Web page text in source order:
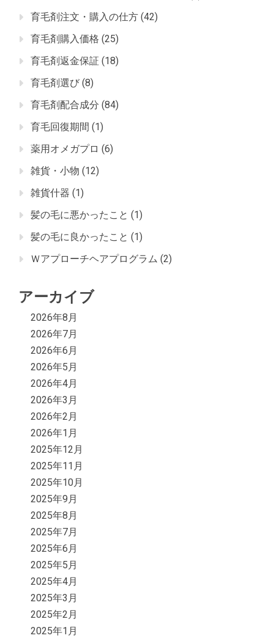
育毛剤注文・購入の仕方 (42)
育毛剤購入価格 (25)
育毛剤返金保証 (18)
育毛剤選び (8)
育毛剤配合成分 (84)
育毛回復期間 (1)
薬用オメガプロ (6)
雑貨・小物 (12)
雑貨什器 (1)
髪の毛に悪かったこと (1)
髪の毛に良かったこと (1)
Ｗアプローチヘアプログラム (2)
アーカイブ
2026年8月
2026年7月
2026年6月
2026年5月
2026年4月
2026年3月
2026年2月
2026年1月
2025年12月
2025年11月
2025年10月
2025年9月
2025年8月
2025年7月
2025年6月
2025年5月
2025年4月
2025年3月
2025年2月
2025年1月